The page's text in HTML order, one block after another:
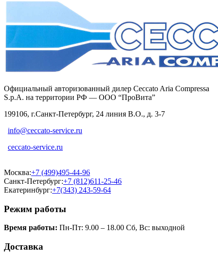
Официальный авторизованный дилер Ceccato Aria Compressa
S.p.A. на территории РФ — ООО “ПроВита”
199106, г.Санкт-Петербург, 24 линия В.О., д. 3-7
info@ceccato-service.ru
ceccato-service.ru
Москва:+7 (499)495-44-96
Санкт-Петербург:+7 (812)611-25-46
Екатеринбург:+7(343) 243-59-64
Режим работы
Время работы: Пн-Пт: 9.00 – 18.00 Сб, Вс: выходной
Доставка